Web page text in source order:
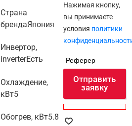
Нажимая кнопку,
вы принимаете
условия политики
Реферер
Отправить
заявку
Страна
брендаЯпония
Инвертор,
inverterЕсть
Охлаждение,
кВт5
Обогрев, кВт5.8